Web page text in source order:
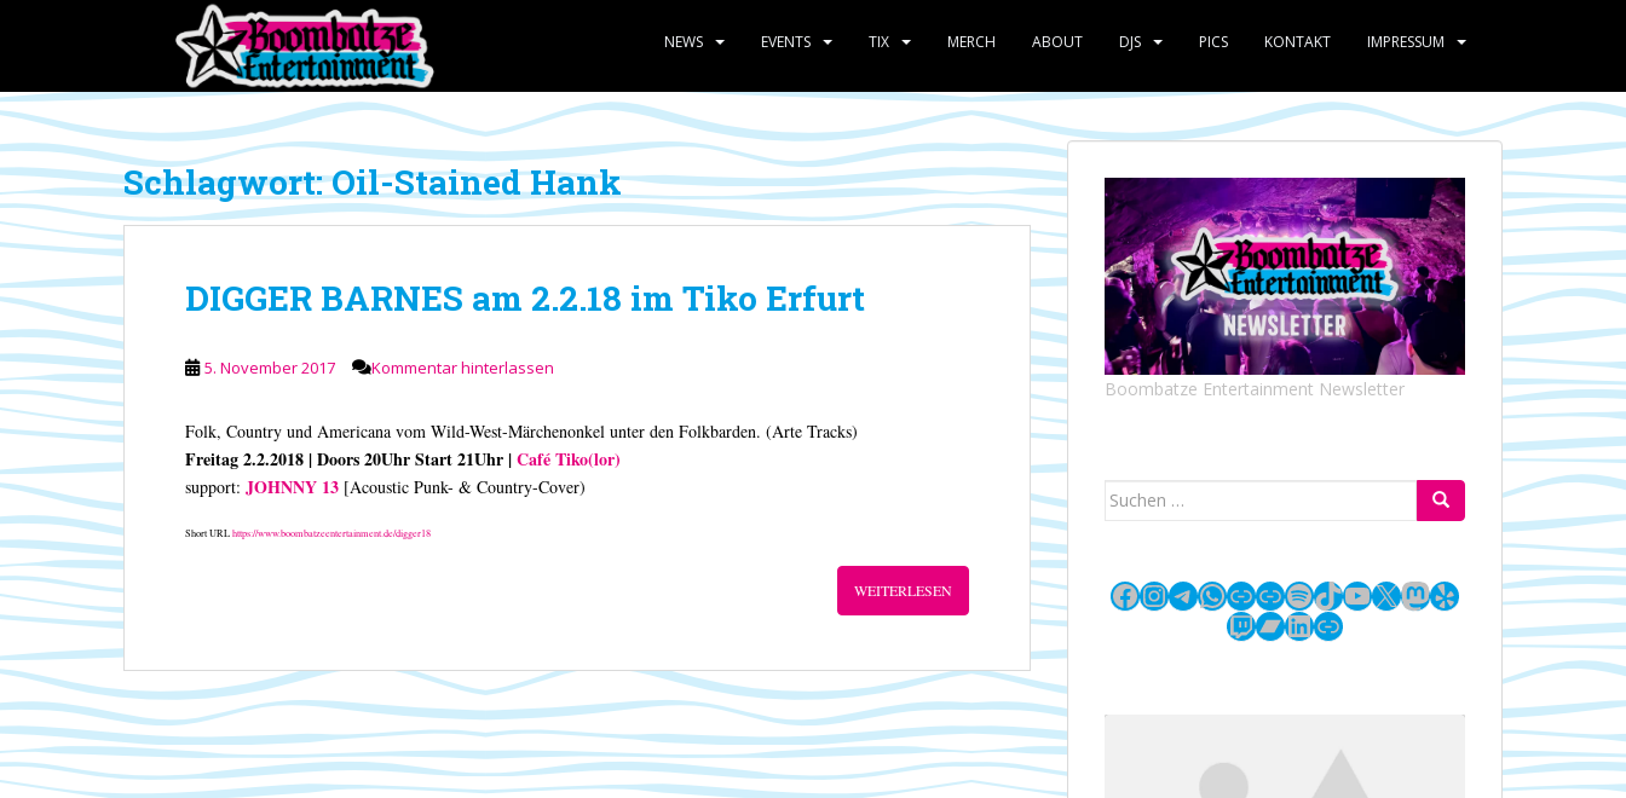
p
t
o
m
a
c
t
e
n
NEWS EVENTS TIX MERCH ABOUT DJS PICS KONTAKT IMPRESSUM
Schlagwort:Oil-Stained Hank
DIGGER BARNES am 2.2.18 im Tiko Erfurt
5. November 2017 Kommentar hinterlassen
Folk, Country und Americana vom Wild-West-Märchenonkel unter den Folkbarden. (Arte Tracks)
Freitag 2.2.2018 | Doors 20Uhr Start 21Uhr |Café Tiko(lor)
support: JOHNNY 13 [Acoustic Punk- & Country-Cover)
Short URLhttps://www.boombatzeentertainment.de/digger18
WEITERLESEN
Boombatze Entertainment Newsletter
Suchen
Facebook
Instagram
Telegram
WhatsApp
LinkLinkSpotify
TikTok
YouTube
X Mastodon
Yelp
Twitch
Bandcamp
LinkedIn
Link